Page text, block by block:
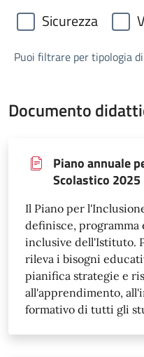
Sicurezza
Puoi filtrare per tipologia
Documento
Piano annuale
Scolastico
Il Piano per
definisce, programma
inclusive dell'Istituto.
rileva i bisogni
pianifica strategie e
all'apprendimento,
formativo di tutti gli